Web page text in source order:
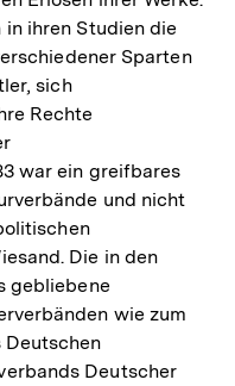
ihren Studien die
Sparten
sich
Rechte
war ein greifbares
und nicht
Die in den
gebliebene
wie zum
Deutschen
Deutscher